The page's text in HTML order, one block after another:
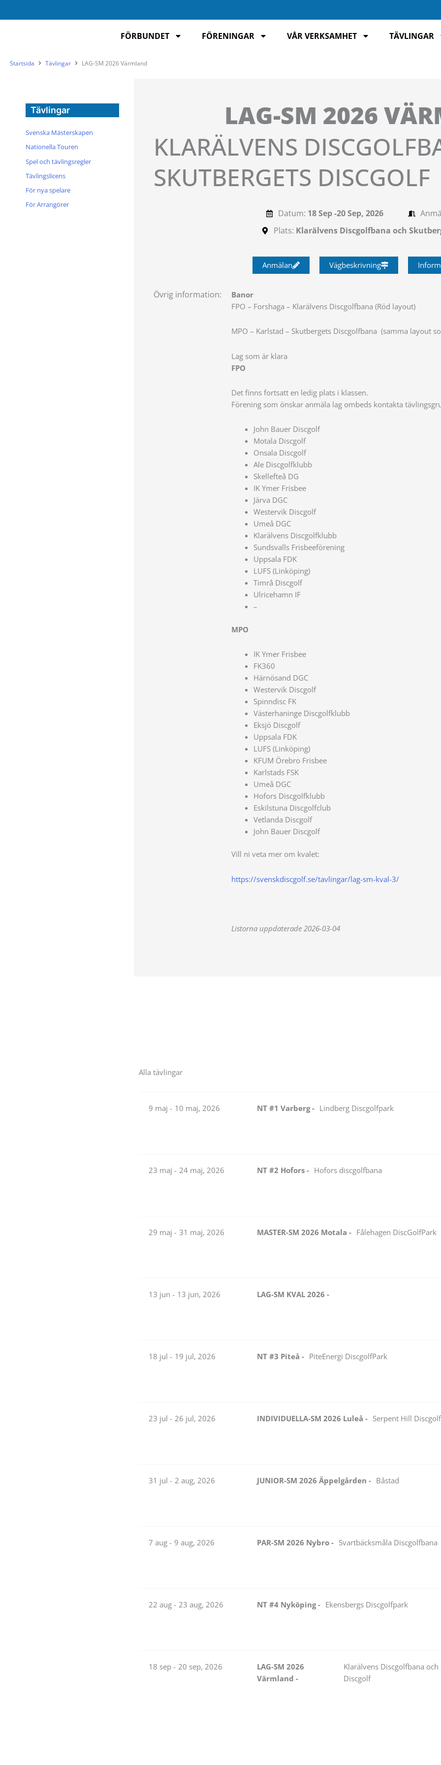
till
FÖRBUNDET FÖRENINGAR VÅR VERKSAMHET TÄVLINGAR
Startsida Tävlingar LAG-SM 2026 Värmland
Tävlingar
Svenska Mästerskapen
Nationella Touren
Spel och tävlingsregler
Tävlingslicens
För nya spelare
För Arrangörer
LAG-SM 2026
KLARÄLVENS
SKUTBERGETS DISCGOLF
Datum: 18 Sep -20 Sep, 2026
Plats: Klarälvens Discgolfbana och
Anmälan Vägbeskrivning
Övrig information:
Banor
FPO – Forshaga – Klarälvens Discgolfbana (Röd layout)
MPO – Karlstad – Skutbergets Discgolfbana (samma layout
Lag som är klara
FPO
Det finns fortsatt en ledig plats i klassen.
Förening som önskar anmäla lag ombeds kontakta
John Bauer Discgolf
Motala Discgolf
Onsala Discgolf
Ale Discgolfklubb
Skellefteå DG
IK Ymer Frisbee
Järva DGC
Westervik Discgolf
Umeå DGC
Klarälvens Discgolfklubb
Sundsvalls Frisbeeförening
Uppsala FDK
LUFS (Linköping)
Timrå Discgolf
Ulricehamn IF
–
MPO
IK Ymer Frisbee
FK360
Härnösand DGC
Westervik Discgolf
Spinndisc FK
Västerhaninge Discgolfklubb
Eksjö Discgolf
Uppsala FDK
LUFS (Linköping)
KFUM Örebro Frisbee
Karlstads FSK
Umeå DGC
Hofors Discgolfklubb
Eskilstuna Discgolfclub
Vetlanda Discgolf
John Bauer Discgolf
Vill ni veta mer om kvalet:
https://svenskdiscgolf.se/tavlingar/lag-sm-kval-3/
Listorna uppdaterade 2026-03-04
Alla tävlingar
9 maj - 10 maj, 2026 NT #1 Varberg - Lindberg Discgolfpark
23 maj - 24 maj, 2026 NT #2 Hofors - Hofors discgolfbana
29 maj - 31 maj, 2026 MASTER-SM 2026 Motala - Fålehagen DiscGolfPark
13 jun - 13 jun, 2026 LAG-SM KVAL 2026 -
18 jul - 19 jul, 2026 NT #3 Piteå - PiteEnergi DiscgolfPark
23 jul - 26 jul, 2026 INDIVIDUELLA-SM 2026 Luleå - Serpent Hill
31 jul - 2 aug, 2026 JUNIOR-SM 2026 Äppelgården - Båstad
7 aug - 9 aug, 2026 PAR-SM 2026 Nybro - Svartbäcksmåla Discgolfbana
22 aug - 23 aug, 2026 NT #4 Nyköping - Ekensbergs Discgolfpark
18 sep - 20 sep, 2026
LAG-SM 2026
Värmland -
Klarälvens Discgolfbana och
Discgolf